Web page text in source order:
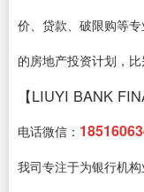
价、贷款、破限购等
的房地产投资计划，比
【LIUYI BANK
电话微信：
我司专注于为银行机